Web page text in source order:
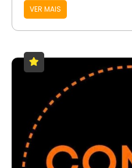
VER MAIS